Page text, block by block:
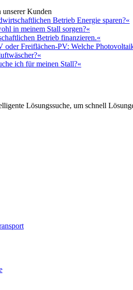
Kunden
Betrieb Energie sparen?«
in meinem Stall sorgen?«
Betrieb finanzieren.«
oder Freiflächen-PV: Welche
ich für meinen Stall?«
Lösungssuche, um schnell